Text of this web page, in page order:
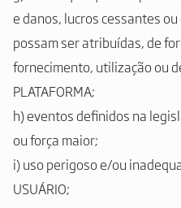
e danos, lucros cessantes
possam ser atribuídas, de
fornecimento, utilização ou
PLATAFORMA;
h) eventos definidos na
ou força maior;
i) uso perigoso e/ou
USUÁRIO;